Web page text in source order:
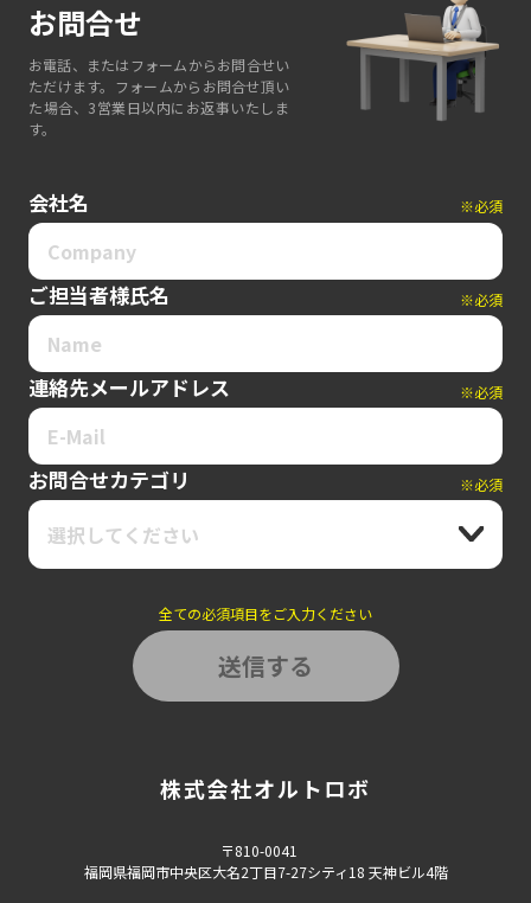
お問合せ
お電話、またはフォームからお問合せい
ただけます。フォームからお問合せ頂い
た場合、3営業日以内にお返事いたしま
す。
会社名 ※必須
ご担当者様氏名 ※必須
連絡先メールアドレス ※必須
お問合せカテゴリ ※必須
選択してください
全ての必須項目をご入力ください
株式会社オルトロボ
〒810-0041
福岡県福岡市中央区大名2丁目7-27シティ18 天神ビル4階